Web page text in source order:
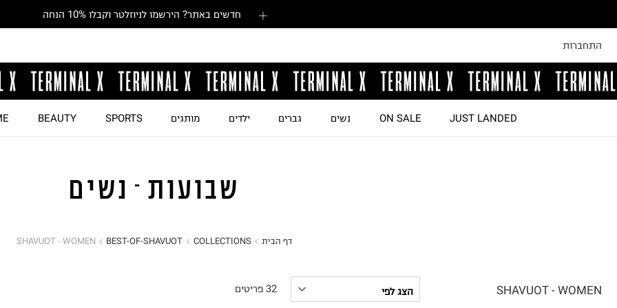
חדשים באתר? הירשמו לניוזלטר וקבלו 10% הנחה
התחברות
JUST LANDED
ON SALE נשים גברים ילדים מותגים SPORTS
BEAUTY
שבועות - נשים
דף הבית COLLECTIONS
BEST-OF-SHAVUOT
SHAVUOT - WOMEN
SHAVUOT - WOMEN
32 פריטים